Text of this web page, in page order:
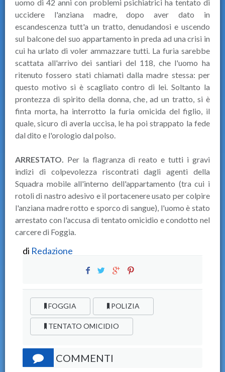
uomo di 42 anni con problemi psichiatrici ha tentato di
uccidere l'anziana madre, dopo aver dato in
escandescenza tutt'a un tratto, denudandosi e uscendo
sul balcone del suo appartamento in preda ad una crisi in
cui ha urlato di voler ammazzare tutti. La furia sarebbe
scattata all'arrivo dei santiari del 118, che l'uomo ha
ritenuto fossero stati chiamati dalla madre stessa: per
questo motivo si è scagliato contro di lei. Soltanto la
prontezza di spirito della donna, che, ad un tratto, si è
finta morta, ha interrotto la furia omicida del figlio, il
quale, sicuro di averla uccisa, le ha poi strappato la fede
dal dito e l'orologio dal polso.
ARRESTATO. Per la flagranza di reato e tutti i gravi
indizi di colpevolezza riscontrati dagli agenti della
Squadra mobile all'interno dell'appartamento (tra cui i
rotoli di nastro adesivo e il portacenere usato per colpire
l'anziana madre rotto e sporco di sangue), l'uomo è stato
arrestato con l'accusa di tentato omicidio e condotto nel
carcere di Foggia.
di Redazione
FOGGIA POLIZIA
TENTATO OMICIDIO
COMMENTI